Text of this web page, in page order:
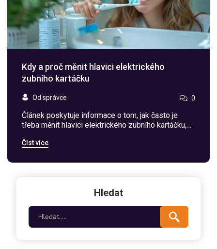
Kdy a proč měnit hlavici elektrického
zubního kartáčku
Od správce 0
Článek poskytuje informace o tom, jak často je
třeba měnit hlavici elektrického zubního kartáčku,
člověka. Obsahuje také praktické tipy a zajímavá
Číst více
Hledat